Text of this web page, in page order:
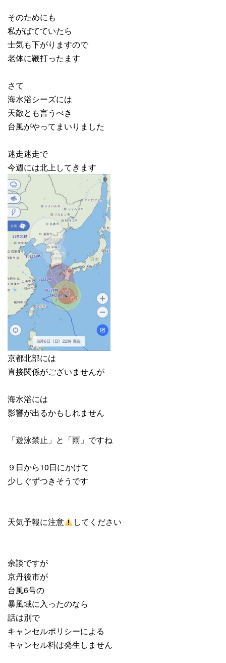
そのためにも
私がばてていたら
士気も下がりますので
老体に鞭打ったます
さて
海水浴シーズには
天敵とも言うべき
台風がやってまいりました
迷走迷走で
今週には北上してきます
京都北部には
直接関係がございませんが
海水浴には
影響が出るかもしれません
「遊泳禁止」と「雨」ですね
９日から10日にかけて
少しぐずつきそうです
天気予報に注意 してください
余談ですが
京丹後市が
台風6号の
暴風域に入ったのなら
話は別で
キャンセルポリシーによる
キャンセル料は発生しません